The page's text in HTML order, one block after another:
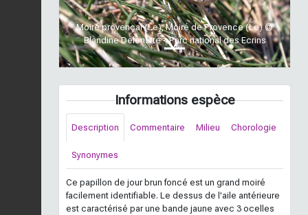
Moiré provençal (Le), Moiré de Provence (Le) ©
Blandine Delenatte - Parc national des Ecrins
Informations espèce
Description Commentaire Milieu Chorologie
Synonymes
Ce papillon de jour brun foncé est un grand moiré
facilement identifiable. Le dessus de l'aile antérieure
est caractérisé par une bande jaune avec 3 ocelles